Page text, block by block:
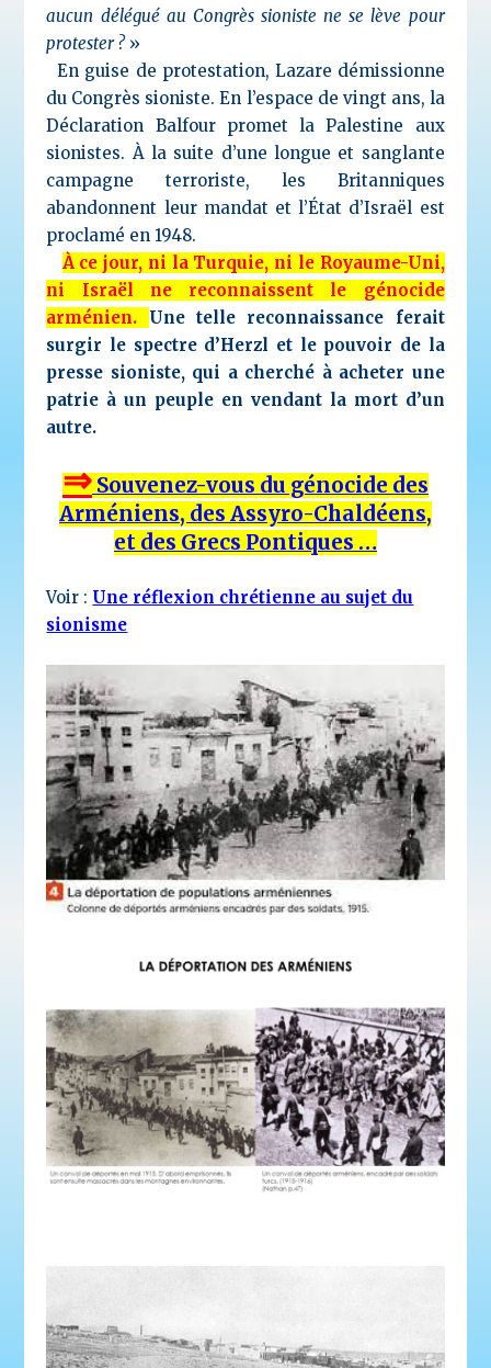
aucun délégué au Congrès sioniste ne se lève pour
protester ?»
En guise de protestation, Lazare démissionne
du Congrès sioniste. En l’espace de vingt ans, la
Déclaration Balfour promet la Palestine aux
sionistes. À la suite d’une longue et sanglante
campagne terroriste, les Britanniques
abandonnent leur mandat et l’État d’Israël est
proclamé en 1948.
À ce jour, ni la Turquie, ni le Royaume-Uni,
ni Israël ne reconnaissent le génocide
arménien.
Une telle reconnaissance ferait
surgir le spectre d’Herzl et le pouvoir de la
presse sioniste, qui a cherché à acheter une
patrie à un peuple en vendant la mort d’un
autre.
⇒ Souvenez-vous du génocide des
Arméniens, des Assyro-Chaldéens,
et des Grecs Pontiques …
Voir : Une réflexion chrétienne au sujet du
sionisme